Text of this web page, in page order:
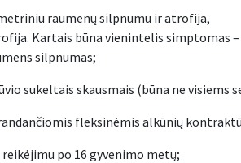
raumenų silpnumu ir atrofija,
Kartais būna vienintelis simptomas –
silpnumas;
skausmais (būna ne visiems
fleksinėmis alkūnių
po 16 gyvenimo metų;